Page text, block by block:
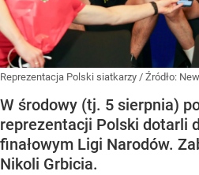
Reprezentacja Polski siatkarzy / Źródło:
W środowy (tj. 5 sierpnia)
reprezentacji Polski dotarli
finałowym Ligi Narodów.
Nikoli Grbicia.